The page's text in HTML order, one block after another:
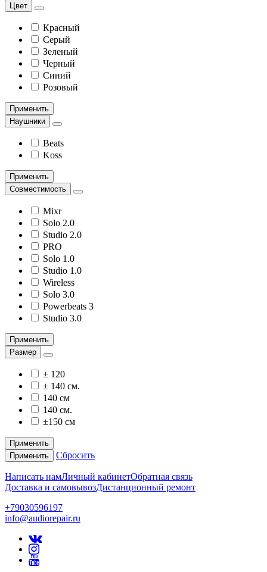
Цвет
Красный
Серый
Зеленый
Черный
Синий
Розовый
Применить
Наушники
Beats
Koss
Применить
Совместимость
Mixr
Solo 2.0
Studio 2.0
PRO
Solo 1.0
Studio 1.0
Wireless
Solo 3.0
Powerbeats 3
Studio 3.0
Применить
Размер
± 120
± 140 см.
140 см
140 см.
±150 см
Применить
Применить
Сбросить
Написать намЛичный кабинетОбратная связь
Доставка и самовывозДистанционный ремонт
+79030596197
info@audiorepair.ru